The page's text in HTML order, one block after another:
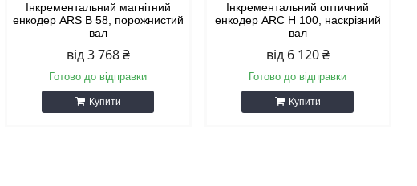
Інкрементальний магнітний
енкодер ARS B 58, порожнистий
вал
від 3 768 ₴
Готово до відправки
Купити
Інкрементальний оптичний
енкодер ARC H 100, наскрізний
вал
від 6 120 ₴
Готово до відправки
Купити